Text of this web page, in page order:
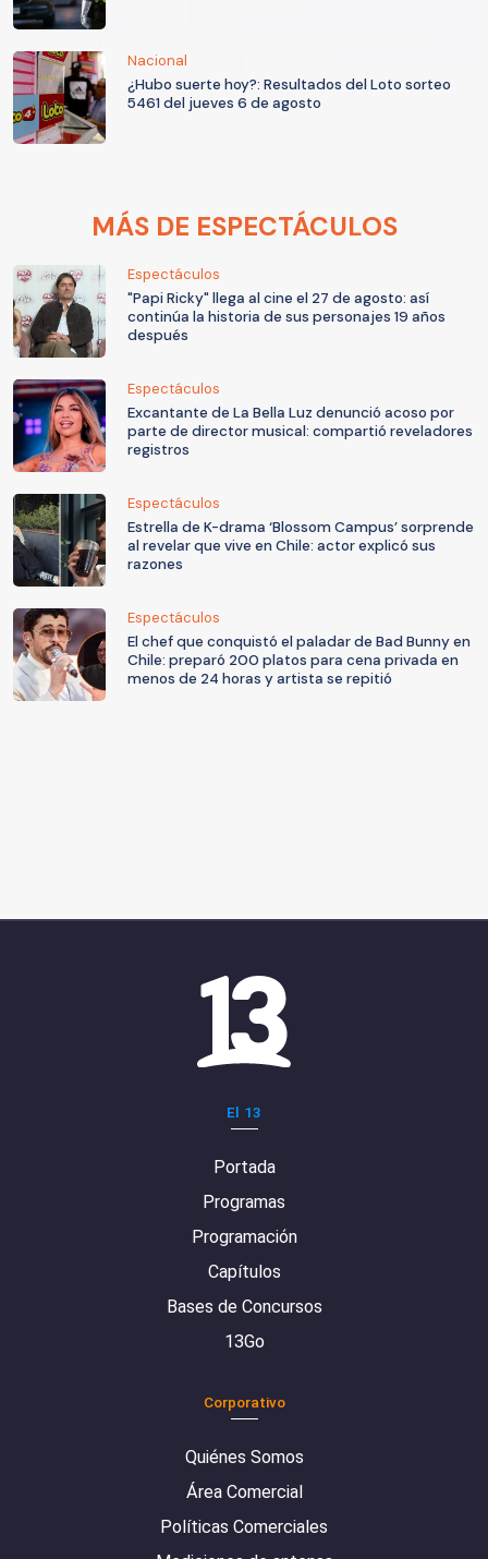
Nacional
¿Hubo suerte hoy?: Resultados del Loto sorteo
5461 del jueves 6 de agosto
MÁS DE ESPECTÁCULOS
Espectáculos
"Papi Ricky" llega al cine el 27 de agosto: así
continúa la historia de sus personajes 19 años
después
Espectáculos
Excantante de La Bella Luz denunció acoso por
parte de director musical: compartió reveladores
registros
Espectáculos
Estrella de K-drama ‘Blossom Campus’ sorprende
al revelar que vive en Chile: actor explicó sus
razones
Espectáculos
El chef que conquistó el paladar de Bad Bunny en
Chile: preparó 200 platos para cena privada en
menos de 24 horas y artista se repitió
El 13
Portada
Programas
Programación
Capítulos
Bases de Concursos
13Go
Corporativo
Quiénes Somos
Área Comercial
Políticas Comerciales